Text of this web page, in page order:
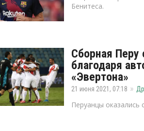
Бенитеса.
Сборная
благодаря
«Эвертона»
21 июня 2021, 07:18
Перуанцы оказались